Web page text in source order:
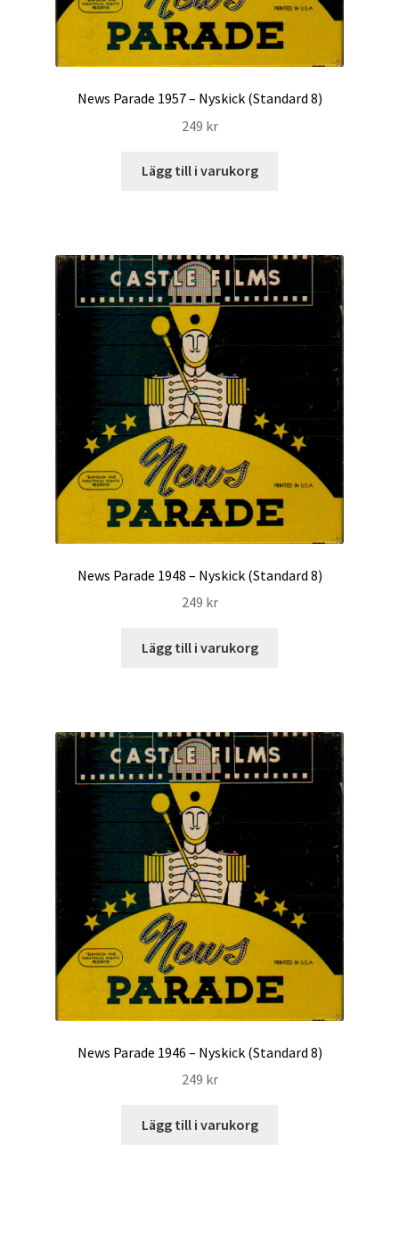
News Parade 1957 – Nyskick (Standard 8)
249 kr
Lägg till i varukorg
News Parade 1948 – Nyskick (Standard 8)
249 kr
Lägg till i varukorg
News Parade 1946 – Nyskick (Standard 8)
249 kr
Lägg till i varukorg